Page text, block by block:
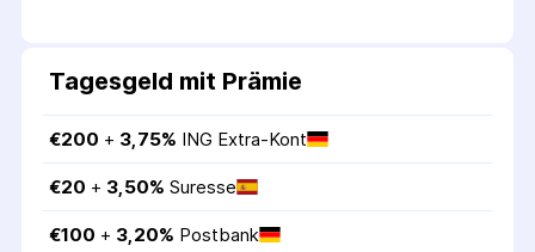
Tagesgeld mit Prämie
€200 + 3,75% ING Extra-Kont
€20 + 3,50% Suresse
€100 + 3,20% Postbank